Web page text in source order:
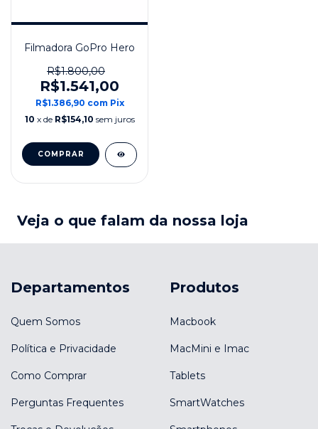
Filmadora GoPro Hero
R$1.800,00
R$1.541,00
R$1.386,90 com Pix
10 x de R$154,10 sem juros
Veja o que falam da nossa loja
Departamentos
Quem Somos
Política e Privacidade
Como Comprar
Perguntas Frequentes
Produtos
Macbook
MacMini e Imac
Tablets
SmartWatches